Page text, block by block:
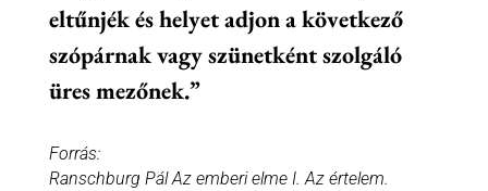
eltűnjék és helyet adjon a következő
szópárnak vagy szünetként szolgáló
üres mezőnek.”
Forrás:
Ranschburg Pál Az emberi elme I. Az értelem.